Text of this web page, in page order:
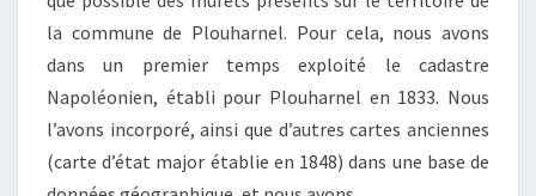
la commune de Plouharnel. Pour cela, nous avons
dans un premier temps exploité le cadastre
Napoléonien, établi pour Plouharnel en 1833. Nous
l’avons incorporé, ainsi que d’autres cartes anciennes
(carte d’état major établie en 1848) dans une base de